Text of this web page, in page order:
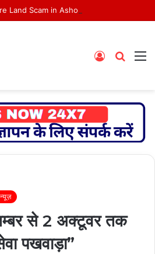
Search
Log
से 2 अक्टूवर तक
पखवाड़ा”